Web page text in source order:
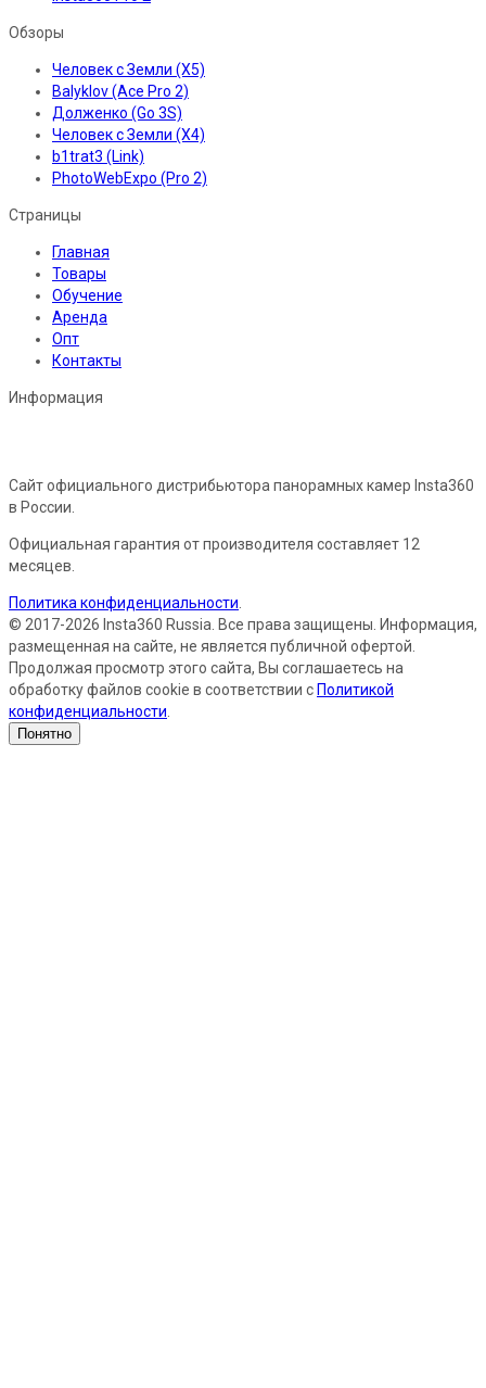
Обзоры
Человек с Земли (X5)
Balyklov (Ace Pro 2)
Долженко (Go 3S)
Человек с Земли (X4)
b1trat3 (Link)
PhotoWebExpo (Pro 2)
Страницы
Главная
Товары
Обучение
Аренда
Опт
Контакты
Информация
Сайт официального дистрибьютора панорамных камер Insta360
в России.
Официальная гарантия от производителя составляет 12
месяцев.
Политика конфиденциальности.
© 2017-2026 Insta360 Russia. Все права защищены. Информация,
размещенная на сайте, не является публичной офертой.
Продолжая просмотр этого сайта, Вы соглашаетесь на
обработку файлов cookie в соответствии с Политикой
конфиденциальности.
Понятно